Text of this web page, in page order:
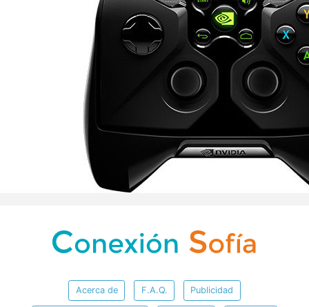
Acerca de F.A.Q. Publicidad